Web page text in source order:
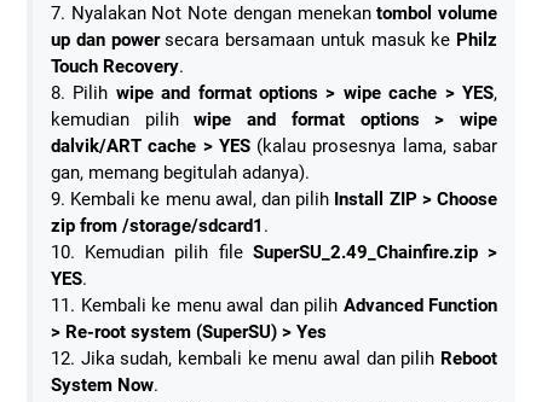
7. Nyalakan Not Note dengan menekantombol volume
up dan powersecara bersamaan untuk masuk ke Philz
Touch Recovery.
8. Pilih wipe and format options > wipe cache > YES,
kemudian pilihwipe and format options > wipe
dalvik/ART cache > YES(kalau prosesnya lama, sabar
gan, memang begitulah adanya).
9. Kembali ke menu awal, dan pilih Install ZIP > Choose
zip from /storage/sdcard1 .
10. Kemudian pilih file SuperSU_2.49_Chainfire.zip >
YES.
11. Kembali ke menu awal dan pilih Advanced Function
> Re-root system (SuperSU) > Yes
12. Jika sudah, kembali ke menu awal dan pilih Reboot
System Now.